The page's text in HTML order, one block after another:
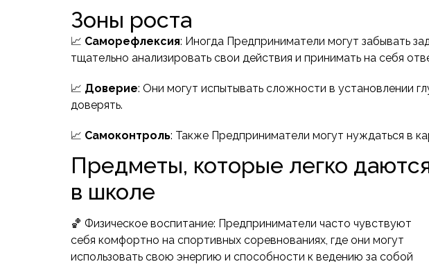
Зоны роста
📈 Саморефлексия: Иногда Предприниматели могут забывать
тщательно анализировать свои действия и принимать на себя
📈 Доверие: Они могут испытывать сложности в установлении
доверять.
📈 Самоконтроль: Также Предприниматели могут нуждаться в
Предметы, которые легко
в школе
🏀 Физическое воспитание: Предприниматели часто чувствуют
себя комфортно на спортивных соревнованиях, где они могут
использовать свою энергию и способности к ведению за собой